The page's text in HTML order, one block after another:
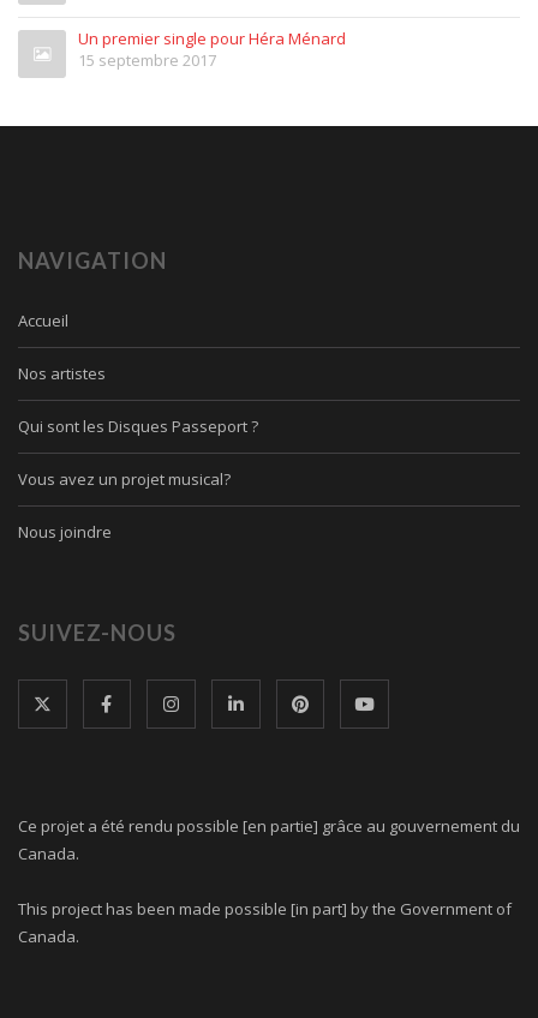
Un premier single pour Héra Ménard
15 septembre 2017
NAVIGATION
Accueil
Nos artistes
Qui sont les Disques Passeport ?
Vous avez un projet musical?
Nous joindre
SUIVEZ-NOUS
Ce projet a été rendu possible [en partie] grâce au gouvernement du
Canada.
This project has been made possible [in part] by the Government of
Canada.